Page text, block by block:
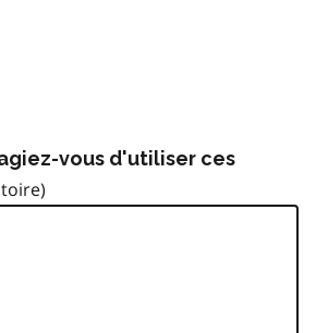
vous d'utiliser ces